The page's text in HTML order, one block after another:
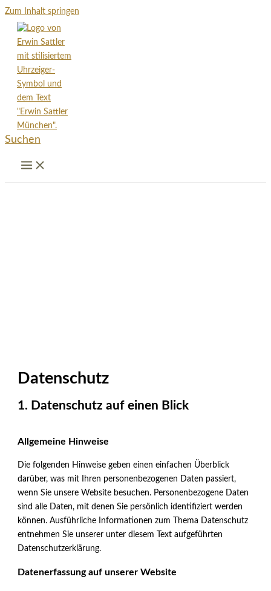
Zum Inhalt springen
Suchen
Datenschutz
1. Datenschutz auf einen Blick
Allgemeine Hinweise
Die folgenden Hinweise geben einen einfachen Überblick
darüber, was mit Ihren personenbezogenen Daten passiert,
wenn Sie unsere Website besuchen. Personenbezogene Daten
sind alle Daten, mit denen Sie persönlich identifiziert werden
können. Ausführliche Informationen zum Thema Datenschutz
entnehmen Sie unserer unter diesem Text aufgeführten
Datenschutzerklärung.
Datenerfassung auf unserer Website